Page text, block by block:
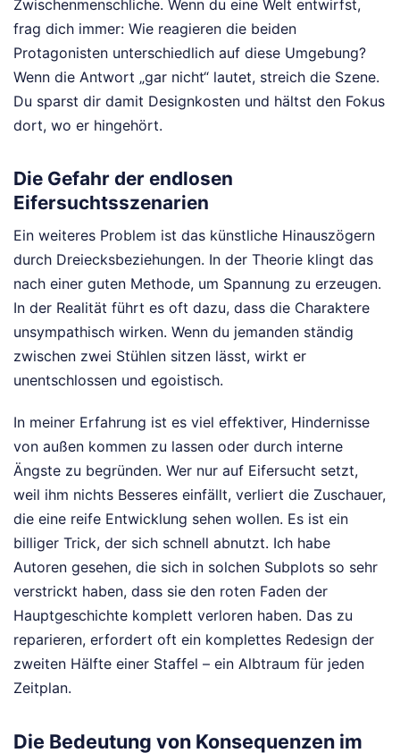
Zwischenmenschliche. Wenn du eine Welt entwirfst,
frag dich immer: Wie reagieren die beiden
Protagonisten unterschiedlich auf diese Umgebung?
Wenn die Antwort „gar nicht“ lautet, streich die Szene.
Du sparst dir damit Designkosten und hältst den Fokus
dort, wo er hingehört.
Die Gefahr der endlosen
Eifersuchtsszenarien
Ein weiteres Problem ist das künstliche Hinauszögern
durch Dreiecksbeziehungen. In der Theorie klingt das
nach einer guten Methode, um Spannung zu erzeugen.
In der Realität führt es oft dazu, dass die Charaktere
unsympathisch wirken. Wenn du jemanden ständig
zwischen zwei Stühlen sitzen lässt, wirkt er
unentschlossen und egoistisch.
In meiner Erfahrung ist es viel effektiver, Hindernisse
von außen kommen zu lassen oder durch interne
Ängste zu begründen. Wer nur auf Eifersucht setzt,
weil ihm nichts Besseres einfällt, verliert die Zuschauer,
die eine reife Entwicklung sehen wollen. Es ist ein
billiger Trick, der sich schnell abnutzt. Ich habe
Autoren gesehen, die sich in solchen Subplots so sehr
verstrickt haben, dass sie den roten Faden der
Hauptgeschichte komplett verloren haben. Das zu
reparieren, erfordert oft ein komplettes Redesign der
zweiten Hälfte einer Staffel – ein Albtraum für jeden
Zeitplan.
Die Bedeutung von Konsequenzen im